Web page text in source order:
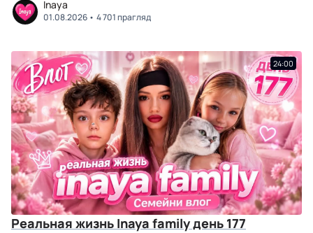
Inaya
01.08.2026 4 701 прагляд
24:00
Реальная жизнь Inaya family день 177